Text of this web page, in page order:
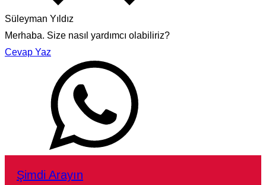
Süleyman Yıldız
Merhaba. Size nasıl yardımcı olabiliriz?
Cevap Yaz
Şimdi Arayın